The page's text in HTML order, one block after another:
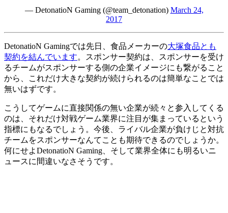
— DetonatioN Gaming (@team_detonation) March 24,
2017
DetonatioN Gamingでは先日、食品メーカーの大塚食品とも
契約を結んでいます。スポンサー契約は、スポンサーを受け
るチームがスポンサーする側の企業イメージにも繋がること
から、これだけ大きな契約が続けられるのは簡単なことでは
無いはずです。
こうしてゲームに直接関係の無い企業が続々と参入してくる
のは、それだけ対戦ゲーム業界に注目が集まっているという
指標にもなるでしょう。今後、ライバル企業が負けじと対抗
チームをスポンサーなんてことも期待できるのでしょうか。
何にせよDetonatioN Gaming、そして業界全体にも明るいニ
ュースに間違いなさそうです。